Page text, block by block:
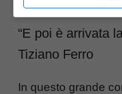
“E poi è arrivata
Tiziano Ferro
In questo grande